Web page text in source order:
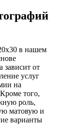
в нашем
зависит от
услуг
на
того,
роль,
матовую и
варианты